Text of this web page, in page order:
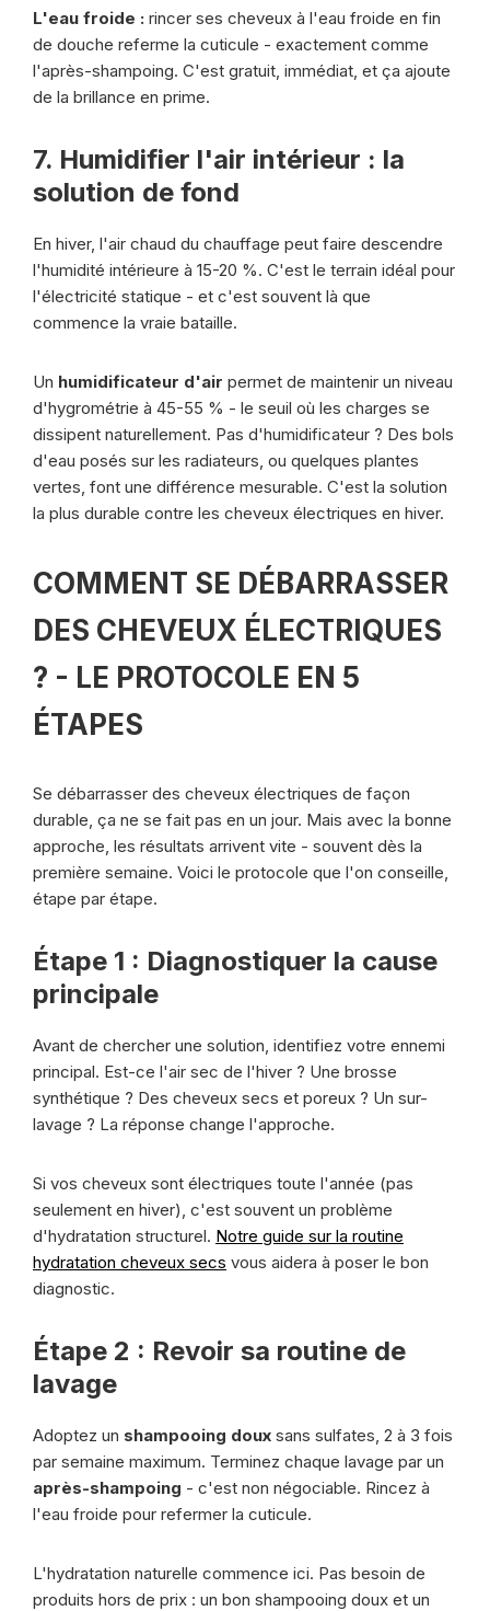
L'eau froide : rincer ses cheveux à l'eau froide en fin
de douche referme la cuticule - exactement comme
l'après-shampoing. C'est gratuit, immédiat, et ça ajoute
de la brillance en prime.
7. Humidifier l'air intérieur : la
solution de fond
En hiver, l'air chaud du chauffage peut faire descendre
l'humidité intérieure à 15-20 %. C'est le terrain idéal pour
l'électricité statique - et c'est souvent là que
commence la vraie bataille.
Un humidificateur d'air permet de maintenir un niveau
d'hygrométrie à 45-55 % - le seuil où les charges se
dissipent naturellement. Pas d'humidificateur ? Des bols
d'eau posés sur les radiateurs, ou quelques plantes
vertes, font une différence mesurable. C'est la solution
la plus durable contre les cheveux électriques en hiver.
COMMENT SE DÉBARRASSER
DES CHEVEUX ÉLECTRIQUES
? - LE PROTOCOLE EN 5
ÉTAPES
Se débarrasser des cheveux électriques de façon
durable, ça ne se fait pas en un jour. Mais avec la bonne
approche, les résultats arrivent vite - souvent dès la
première semaine. Voici le protocole que l'on conseille,
étape par étape.
Étape 1 : Diagnostiquer la cause
principale
Avant de chercher une solution, identifiez votre ennemi
principal. Est-ce l'air sec de l'hiver ? Une brosse
synthétique ? Des cheveux secs et poreux ? Un sur-
lavage ? La réponse change l'approche.
Si vos cheveux sont électriques toute l'année (pas
seulement en hiver), c'est souvent un problème
d'hydratation structurel. Notre guide sur la routine
hydratation cheveux secs vous aidera à poser le bon
diagnostic.
Étape 2 : Revoir sa routine de
lavage
Adoptez un shampooing doux sans sulfates, 2 à 3 fois
par semaine maximum. Terminez chaque lavage par un
après-shampoing - c'est non négociable. Rincez à
l'eau froide pour refermer la cuticule.
L'hydratation naturelle commence ici. Pas besoin de
produits hors de prix : un bon shampooing doux et un